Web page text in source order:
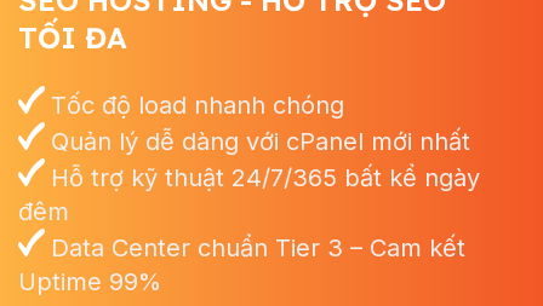
TỐI ĐA
Tốc độ load nhanh chóng
Quản lý dễ dàng với cPanel mới nhất
Hỗ trợ kỹ thuật 24/7/365 bất kể ngày
đêm
Data Center chuẩn Tier 3 – Cam kết
Uptime 99%